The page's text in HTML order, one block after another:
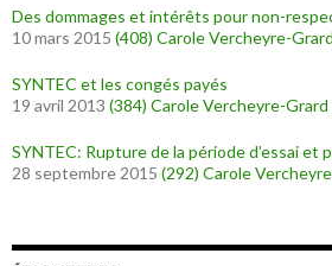
Des dommages et intérêts pour non-
10 mars 2015 (408) Carole Vercheyre-Grard
SYNTEC et les congés payés
19 avril 2013 (384) Carole Vercheyre-Grard
SYNTEC: Rupture de la période d’essai et
28 septembre 2015 (292) Carole